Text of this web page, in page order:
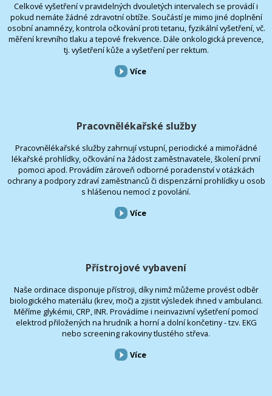
Celkové vyšetření v pravidelných dvouletých intervalech se provádí i
pokud nemáte žádné zdravotní obtíže. Součástí je mimo jiné doplnění
osobní anamnézy, kontrola očkování proti tetanu, fyzikální vyšetření, vč.
měření krevního tlaku a tepové frekvence. Dále onkologická prevence,
tj. vyšetření kůže a vyšetření per rektum.
Více
Pracovnělékařské služby
Pracovnělékařské služby zahrnují vstupní, periodické a mimořádné
lékařské prohlídky, očkování na žádost zaměstnavatele, školení první
pomoci apod. Provádím zároveň odborné poradenství v otázkách
ochrany a podpory zdraví zaměstnanců či dispenzární prohlídky u osob
s hlášenou nemocí z povolání.
Více
Přístrojové vybavení
Naše ordinace disponuje přístroji, díky nimž můžeme provést odběr
biologického materiálu (krev, moč) a zjistit výsledek ihned v ambulanci.
Měříme glykémii, CRP, INR. Provádíme i neinvazivní vyšetření pomocí
elektrod přiložených na hrudník a horní a dolní končetiny - tzv. EKG
nebo screening rakoviny tlustého střeva.
Více